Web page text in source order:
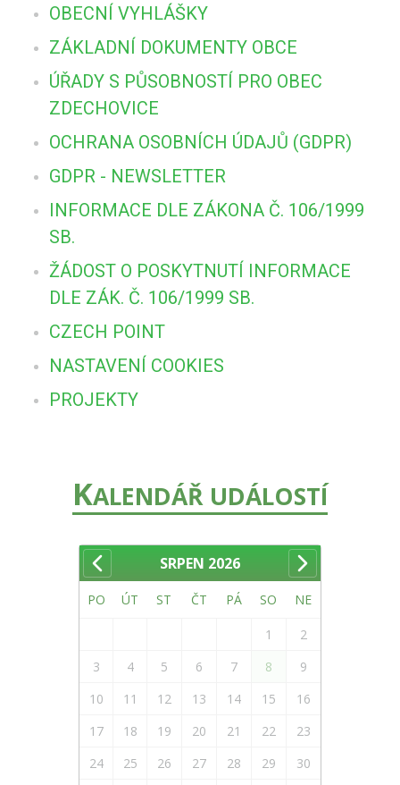
OBECNÍ VYHLÁŠKY
ZÁKLADNÍ DOKUMENTY OBCE
ÚŘADY S PŮSOBNOSTÍ PRO OBEC
ZDECHOVICE
OCHRANA OSOBNÍCH ÚDAJŮ (GDPR)
GDPR - NEWSLETTER
INFORMACE DLE ZÁKONA Č. 106/1999
SB.
ŽÁDOST O POSKYTNUTÍ INFORMACE
DLE ZÁK. Č. 106/1999 SB.
CZECH POINT
NASTAVENÍ COOKIES
PROJEKTY
KALENDÁŘ UDÁLOSTÍ
SRPEN 2026
PO ÚT ST ČT PÁ SO NE
1
2
3
4 5 6 7 8
9
10
11 12 13 14 15
16
17
18 19 20 21 22
23
24
25 26 27 28 29
30